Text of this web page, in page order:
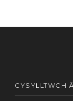
CYSYLLTWCH